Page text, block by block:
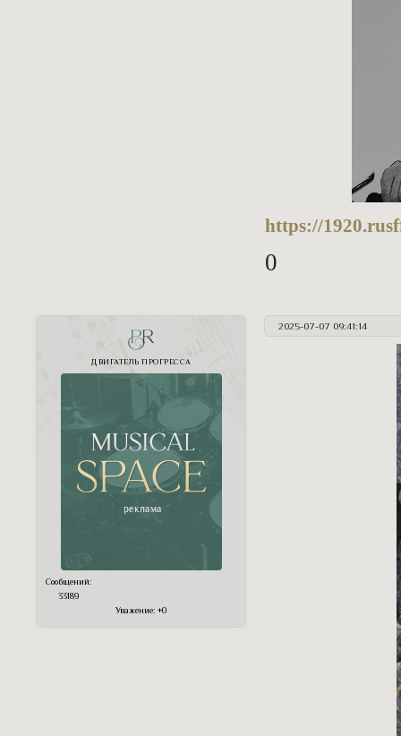
https://
0
2025-07-07 09:41:14
PR
ДВИГАТЕЛЬ ПРОГРЕССА
Сообщений:
33189
Уважение: +0